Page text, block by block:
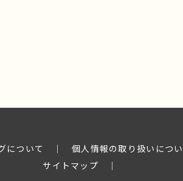
について 個人情報の取り扱いについ
サイトマップ